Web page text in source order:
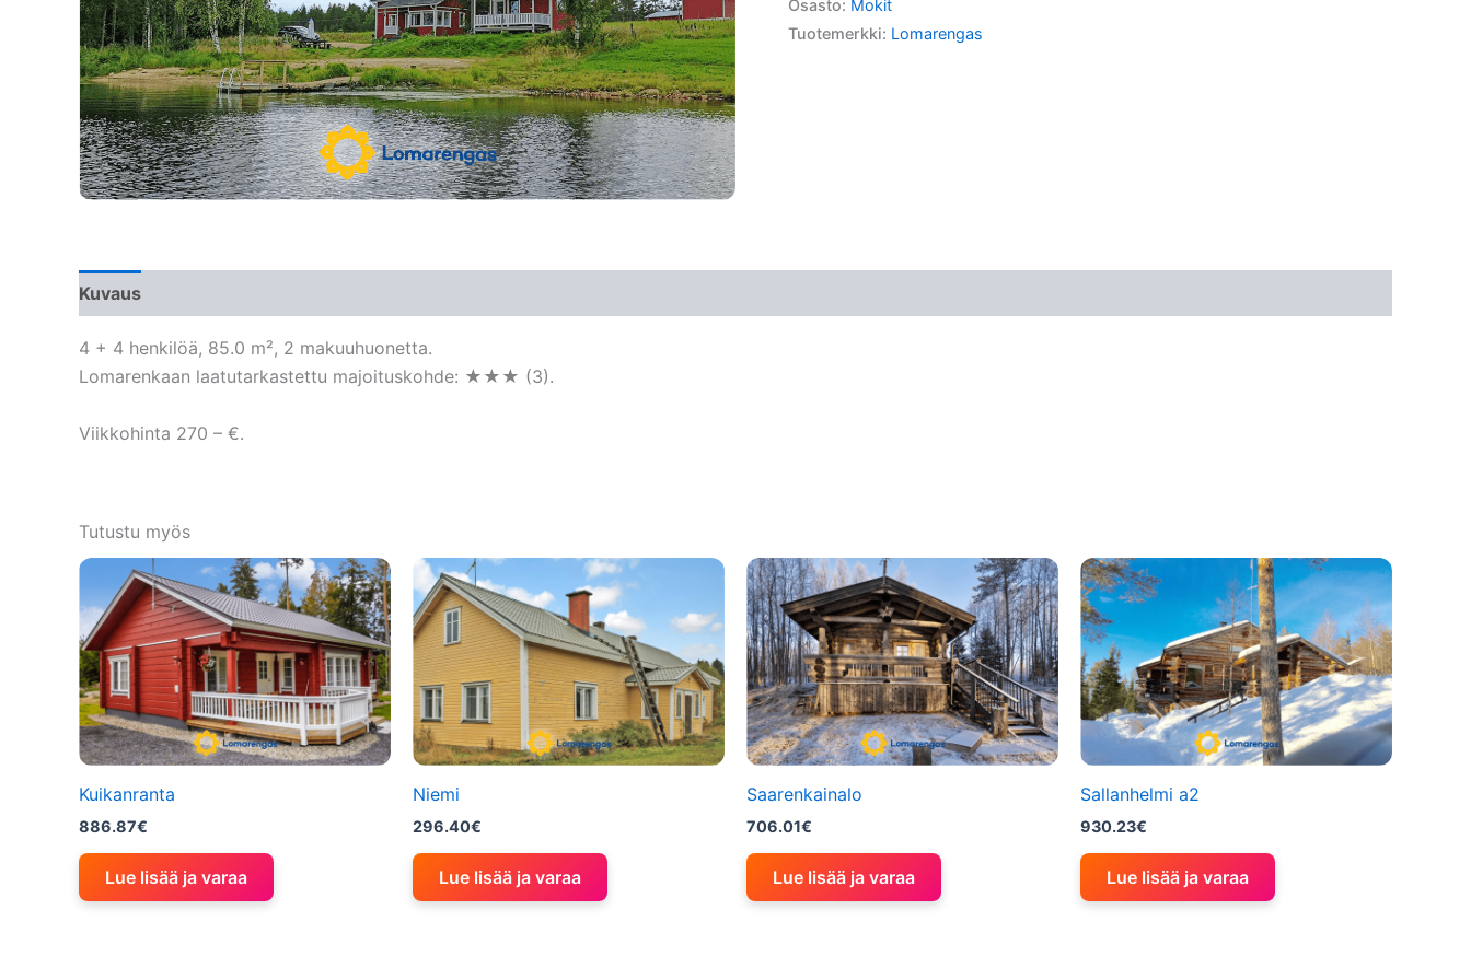
Osasto: Mokit
Tuotemerkki: Lomarengas
Kuvaus
4 + 4 henkilöä, 85.0 m², 2 makuuhuonetta.
Lomarenkaan laatutarkastettu majoituskohde: ★★★ (3).
Viikkohinta 270 – €.
Tutustu myös
Kuikanranta
886.87€
Lue lisää ja varaa
Niemi
296.40€
Lue lisää ja varaa
Saarenkainalo
706.01€
Lue lisää ja varaa
Sallanhelmi a2
930.23€
Lue lisää ja varaa